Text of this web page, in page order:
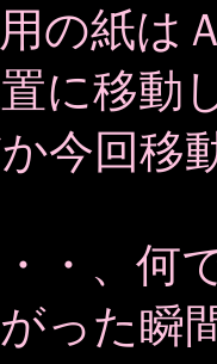
の紙は
に移動
今回移
・、何
った瞬